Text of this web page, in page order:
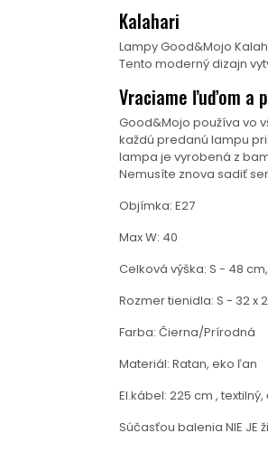
Kalahari
Lampy Good&Mojo
Tento moderný dizajn
Vraciame ľuďom a
Good&Mojo používa vo
každú predanú lampu
lampa je vyrobená z
Nemusíte znova sadiť
Objímka: E27
Max W: 40
Celková výška: S - 48
Rozmer tienidla: S - 32 x
Farba: Čierna/Prírodná
Materiál: Ratan, eko ľan
El.kábel: 225 cm ,
Súčasťou balenia NIE JE